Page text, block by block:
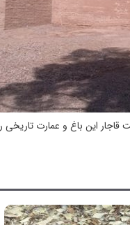
قاجار این باغ و عمارت